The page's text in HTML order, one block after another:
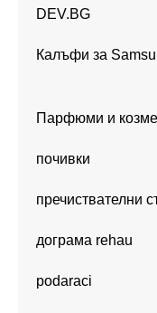
DEV.BG
Калъфи за
Парфюми и
почивки
пречиствателни
дограма rehau
podaraci